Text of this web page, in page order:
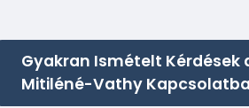
Gyakran Ismételt Kérdések
Mitiléné-Vathy